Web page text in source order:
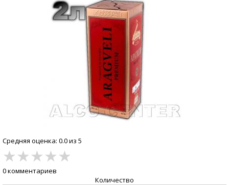
Средняя оценка: 0.0 из 5
★★★★★
0 комментариев
Количество